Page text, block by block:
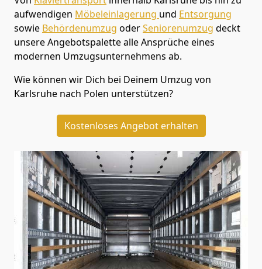
aufwendigen Möbeleinlagerung und Entsorgung
sowie Behördenumzug oderSeniorenumzug deckt
unsere Angebotspalette alle Ansprüche eines
modernen Umzugsunternehmens ab.
Wie können wir Dich bei Deinem Umzug von
Karlsruhe nach Polen unterstützen?
Kostenloses Angebot erhalten